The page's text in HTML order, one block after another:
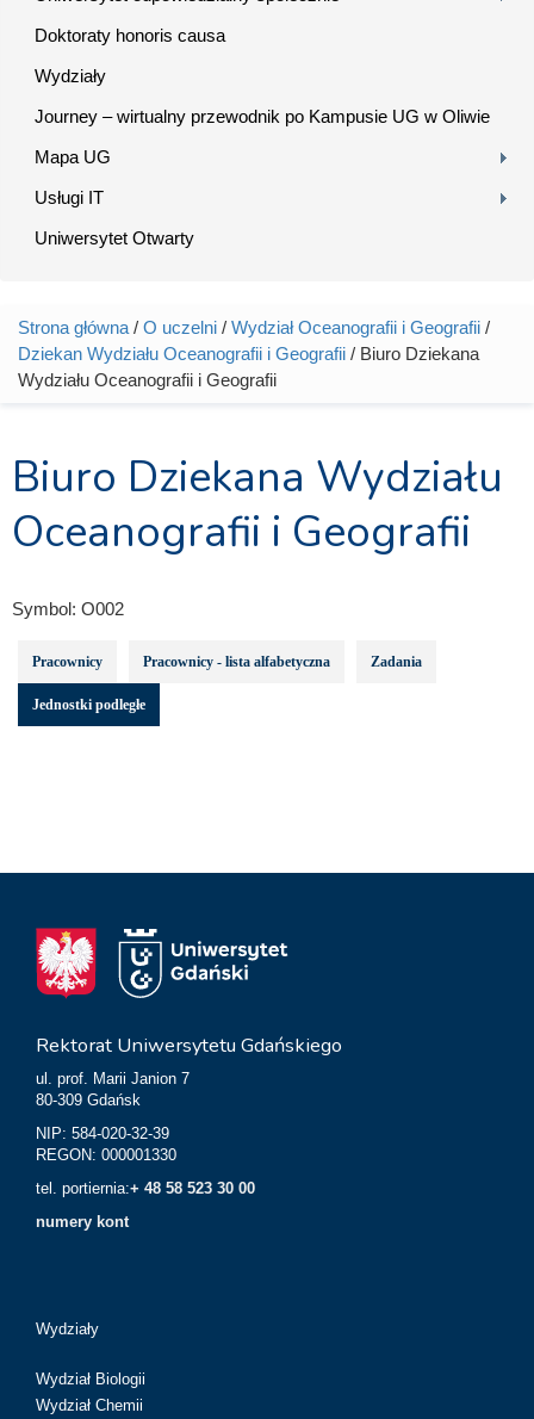
Doktoraty honoris causa
Wydziały
Journey – wirtualny przewodnik po Kampusie UG w Oliwie
Mapa UG
Usługi IT
Uniwersytet Otwarty
Jesteś tutaj
Strona główna / O uczelni / Wydział Oceanografii i Geografii /
Dziekan Wydziału Oceanografii i Geografii / Biuro Dziekana
Wydziału Oceanografii i Geografii
Biuro Dziekana Wydziału
Oceanografii i Geografii
Symbol: O002
Pracownicy Pracownicy - lista alfabetyczna Zadania
Jednostki podległe
Rektorat Uniwersytetu Gdańskiego
ul. prof. Marii Janion 7
80-309 Gdańsk
NIP: 584-020-32-39
REGON: 000001330
tel. portiernia:+ 48 58 523 30 00
numery kont
Wydziały
Wydział Biologii
Wydział Chemii